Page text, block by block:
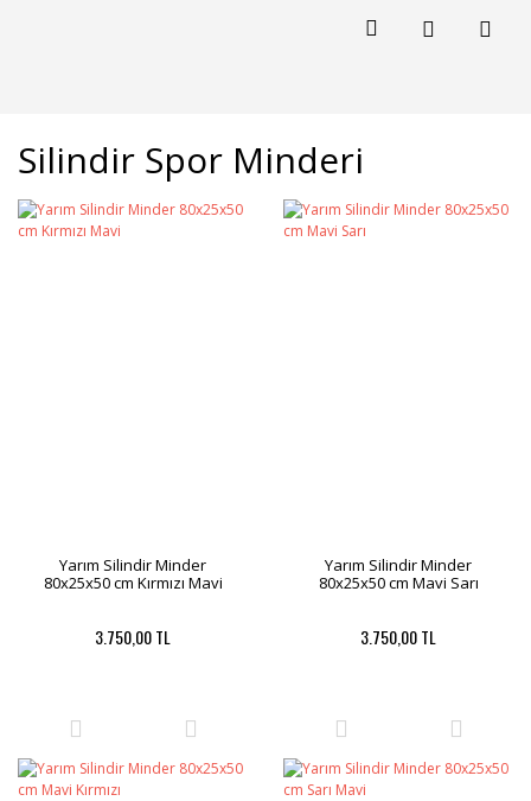
Silindir Spor Minderi
Yarım Silindir Minder
80x25x50 cm Kırmızı Mavi
3.750,00 TL
Yarım Silindir Minder
80x25x50 cm Mavi Sarı
3.750,00 TL